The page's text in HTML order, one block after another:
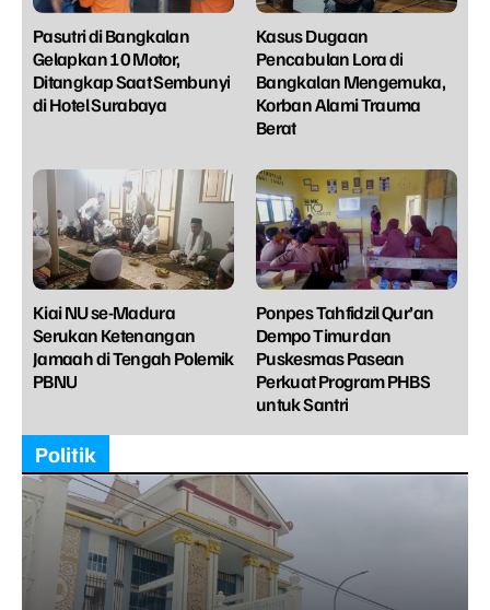
Pasutri di Bangkalan
Gelapkan 10 Motor,
Ditangkap Saat Sembunyi
di Hotel Surabaya
Kasus Dugaan
Pencabulan Lora di
Bangkalan Mengemuka,
Korban Alami Trauma
Berat
Kiai NU se-Madura
Serukan Ketenangan
Jamaah di Tengah Polemik
PBNU
Ponpes Tahfidzil Qur’an
Dempo Timur dan
Puskesmas Pasean
Perkuat Program PHBS
untuk Santri
Politik